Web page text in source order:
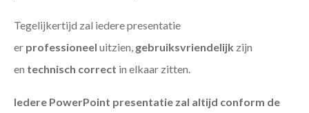
Tegelijkertijd zal iedere presentatie
er professioneel uitzien, gebruiksvriendelijk zijn
en technisch correct in elkaar zitten.
Iedere PowerPoint presentatie zal altijd conform de